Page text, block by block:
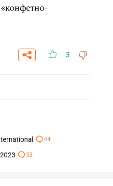
«конфетно-
3
44
53
ВЫБРАТЬ